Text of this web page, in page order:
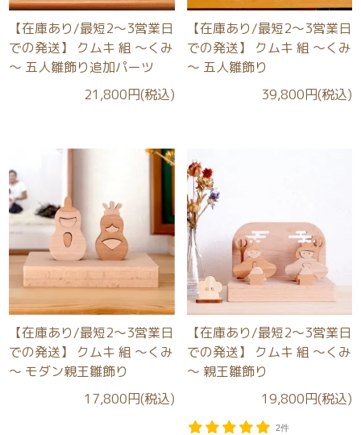
【在庫あり/最短2～3営業日
での発送】 クムキ 組 ～くみ
～ 五人雛飾り追加パーツ
21,800円(税込)
【在庫あり/最短2～3営業日
での発送】 クムキ 組 ～くみ
～ 五人雛飾り
39,800円(税込)
【在庫あり/最短2～3営業日
での発送】 クムキ 組 ～くみ
～ モダン親王雛飾り
17,800円(税込)
【在庫あり/最短2～3営業日
での発送】 クムキ 組 ～くみ
～ 親王雛飾り
19,800円(税込)
2件